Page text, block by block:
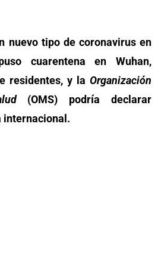
nuevo tipo de coronavirus en
cuarentena en Wuhan,
residentes, y la Organización
(OMS) podría declarar
internacional.